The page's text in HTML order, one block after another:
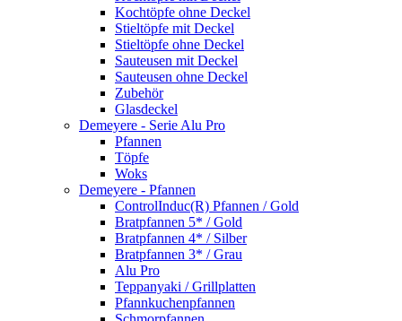
Kochtöpfe ohne Deckel
Stieltöpfe mit Deckel
Stieltöpfe ohne Deckel
Sauteusen mit Deckel
Sauteusen ohne Deckel
Zubehör
Glasdeckel
Demeyere - Serie Alu Pro
Pfannen
Töpfe
Woks
Demeyere - Pfannen
ControlInduc(R) Pfannen / Gold
Bratpfannen 5* / Gold
Bratpfannen 4* / Silber
Bratpfannen 3* / Grau
Alu Pro
Teppanyaki / Grillplatten
Pfannkuchenpfannen